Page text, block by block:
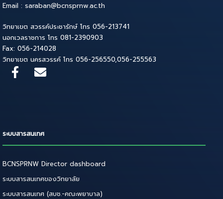
Email : saraban@bcnsprnw.ac.th
วิทยาเขต สวรรค์ประชารักษ์ โทร 056-213741
นอกเวลราชการ โทร 081-2390903
Fax: 056-214028
วิทยาเขต นครสวรรค์ โทร 056-256550,056-255563
ระบบสารสนเทศ
BCNSPRNW Director dashboard
ระบบสารสนเทศของวิทยาลัย
ระบบสารสนเทศ (สบช.-คณะพยาบาล)